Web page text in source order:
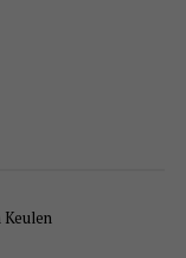
Keulen